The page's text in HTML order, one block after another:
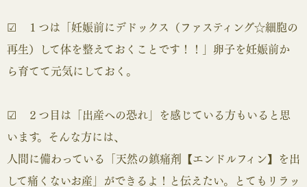
☑ １つは「妊娠前にデドックス（ファスティング☆細胞の
再生）して体を整えておくことです！！」卵子を妊娠前か
ら育てて元気にしておく。
☑ ２つ目は「出産への恐れ」を感じている方もいると思
います。そんな方には、
人間に備わっている「天然の鎮痛剤【エンドルフィン】を出
して痛くないお産」ができるよ！と伝えたい。とてもリラッ